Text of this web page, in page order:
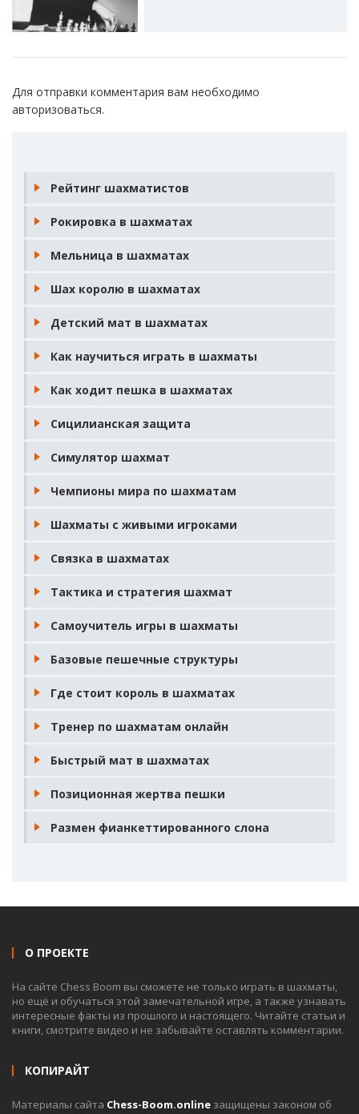
Для отправки комментария вам необходимо
авторизоваться.
Рейтинг шахматистов
Рокировка в шахматах
Мельница в шахматах
Шах королю в шахматах
Детский мат в шахматах
Как научиться играть в шахматы
Как ходит пешка в шахматах
Сицилианская защита
Симулятор шахмат
Чемпионы мира по шахматам
Шахматы с живыми игроками
Связка в шахматах
Тактика и стратегия шахмат
Самоучитель игры в шахматы
Базовые пешечные структуры
Где стоит король в шахматах
Тренер по шахматам онлайн
Быстрый мат в шахматах
Позиционная жертва пешки
Размен фианкеттированного слона
О ПРОЕКТЕ
На сайте Chess Boom вы сможете не только играть в шахматы,
но ещё и обучаться этой замечательной игре, а также узнавать
интересные факты из прошлого и настоящего. Читайте статьи и
книги, смотрите видео и не забывайте оставлять комментарии.
КОПИРАЙТ
Материалы сайта Chess-Boom.online защищены законом об